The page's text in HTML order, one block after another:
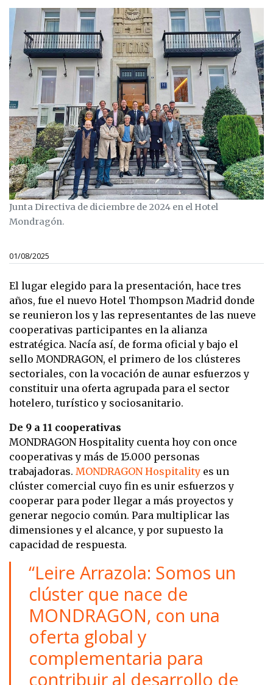
Junta Directiva de diciembre de 2024 en el Hotel
Mondragón.
01/08/2025
El lugar elegido para la presentación, hace tres
años, fue el nuevo Hotel Thompson Madrid donde
se reunieron los y las representantes de las nueve
cooperativas participantes en la alianza
estratégica. Nacía así, de forma oficial y bajo el
sello MONDRAGON, el primero de los clústeres
sectoriales, con la vocación de aunar esfuerzos y
constituir una oferta agrupada para el sector
hotelero, turístico y sociosanitario.
De 9 a 11 cooperativas
MONDRAGON Hospitality cuenta hoy con once
cooperativas y más de 15.000 personas
trabajadoras. MONDRAGON Hospitality es un
clúster comercial cuyo fin es unir esfuerzos y
cooperar para poder llegar a más proyectos y
generar negocio común. Para multiplicar las
dimensiones y el alcance, y por supuesto la
capacidad de respuesta.
“Leire Arrazola: Somos un
clúster que nace de
MONDRAGON, con una
oferta global y
complementaria para
contribuir al desarrollo de